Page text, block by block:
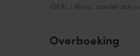
iDEAL | Wero, zonder dat
Overboeking